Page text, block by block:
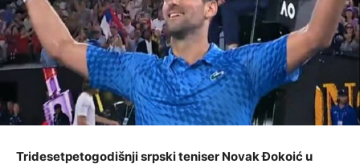
Tridesetpetogodišnji srpski teniser Novak Đokoić u